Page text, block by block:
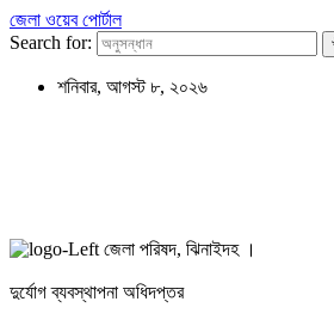
জেলা ওয়েব পোর্টাল
Search for:
শনিবার, আগস্ট ৮, ২০২৬
জেলা পরিষদ, ঝিনাইদহ ।
দুর্যোগ ব্যবস্থাপনা অধিদপ্তর